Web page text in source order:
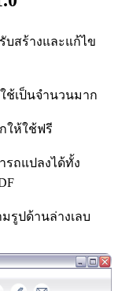
บสร้างและแก้ไข
ช้เป็นจำนวนมาก
ให้ใช้ฟรี
รถแปลงได้ทั้ง
รูปด้านล่างเลบ